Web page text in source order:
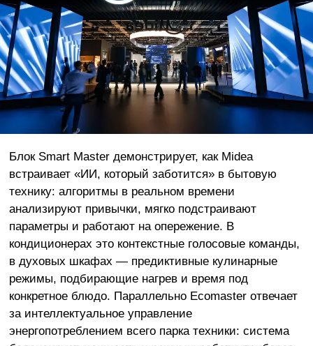
Блок Smart Master демонстрирует, как Midea
встраивает «ИИ, который заботится» в бытовую
технику: алгоритмы в реальном времени
анализируют привычки, мягко подстраивают
параметры и работают на опережение. В
кондиционерах это контекстные голосовые команды,
в духовых шкафах — предиктивные кулинарные
режимы, подбирающие нагрев и время под
конкретное блюдо. Параллельно Ecomaster отвечает
за интеллектуальное управление
энергопотреблением всего парка техники: система